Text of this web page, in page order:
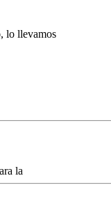
lo llevamos
la